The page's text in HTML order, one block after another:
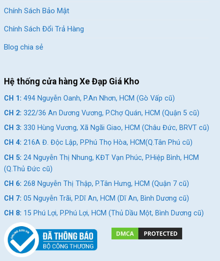
Chính Sách Bảo Mật
Chính Sách Đổi Trả Hàng
Blog chia sẻ
Hệ thống cửa hàng Xe Đạp Giá Kho
CH 1: 494 Nguyễn Oanh, P.An Nhơn, HCM (Gò Vấp cũ)
CH 2: 322/36 An Dương Vương, P.Chợ Quán, HCM (Quận 5 cũ)
CH 3: 330 Hùng Vương, Xã Ngãi Giao, HCM (Châu Đức, BRVT cũ)
CH 4: 216A Đ. Độc Lập, P.Phú Thọ Hòa, HCM(Q.Tân Phú cũ)
CH 5: 24 Nguyễn Thị Nhung, KĐT Vạn Phúc, P.Hiệp Bình, HCM
(Q.Thủ Đức cũ)
CH 6: 268 Nguyễn Thị Thập, P.Tân Hưng, HCM (Quận 7 cũ)
CH 7: 05 Nguyễn Trãi, P.Dĩ An, HCM (Dĩ An, Bình Dương cũ)
CH 8: 15 Phú Lợi, P.Phú Lợi, HCM (Thủ Dầu Một, Bình Dương cũ)